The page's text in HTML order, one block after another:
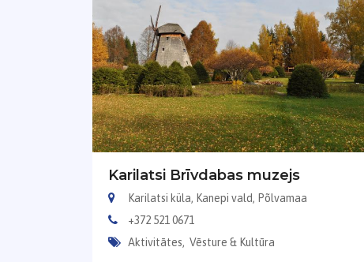
Karilatsi Brīvdabas muzejs
Karilatsi küla, Kanepi vald, Põlvamaa
+372 521 0671
Aktivitātes, Vēsture & Kultūra